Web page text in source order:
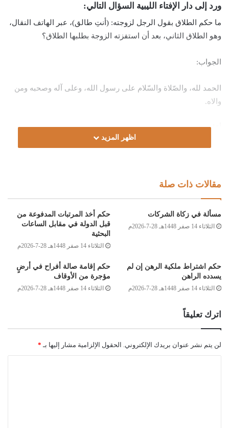
ورد إلى دار الإفتاء الليبية السؤال التالي:
ما حكم الطلاق بقول الرجل لزوجته: (أنتِ طالق)، عبر الهاتف النقال،
وهو الطلاق الثاني، بعد أن استفزته الزوجة بطلبها الطلاق؟
الجواب:
الحمد لله، والصّلاة والسّلام على رسول الله، وعلى آله وصحبه ومن
والاه.
أمّا بعد:
سمعته الزوجة منه أو لم تسمع، كان الزوج مريدًا للطّلاقِ، أو لا، قال
أَكْثَرَ مِنْ ذَلِكَ) فَيَلْزَمُ وَلَوْ لَمْ يَنْوِ حَلَّ الْعِصْمَةِ بِهَذَا اللَّفْظِ؛ لِأَنَّهُ صَرِيحٌ
يَلْزَمُ بِهِ الطَّلَاقُ وَلَوْ هَزْلًا” [الفواكه الدّواني: 2/34]، والله أعلم.
وَصَلّى الله على سَيّدِنَا محمّد وعلى آلِهِ وصَحْبِهِ وَسَلّم
اظهر المزيد
مقالات ذات صلة
مسألة في زكاة الشركات
الثلاثاء 14 صفر 1448هـ 28-7-2026م
حكم أخذ المرتبات المدفوعة من
قبل الدولة في مقابل الساعات
البحثية
الثلاثاء 14 صفر 1448هـ 28-7-2026م
حكم اشتراط ملكية الرهن إن لم
يسدده الراهن
الثلاثاء 14 صفر 1448هـ 28-7-2026م
حكم إقامة صالة أفراح في أرضٍ
مؤجرة من الأوقاف
الثلاثاء 14 صفر 1448هـ 28-7-2026م
اترك تعليقاً
لن يتم نشر عنوان بريدك الإلكتروني. الحقول الإلزامية مشار إليها بـ *